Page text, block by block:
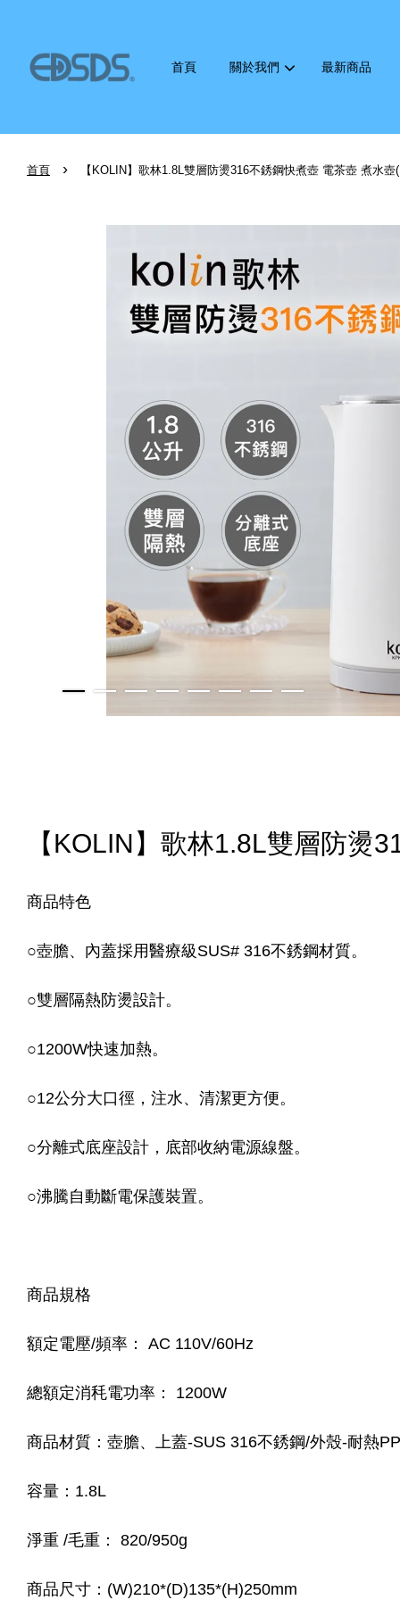
首頁 關於我們 最新商品
首頁 › 【KOLIN】歌林1.8L雙層防燙316不銹鋼快煮壺 電茶壺 煮水壺
【KOLIN】歌林1.8L雙層防燙
商品特色
○壺膽、內蓋採用醫療級SUS# 316不銹鋼材質。
○雙層隔熱防燙設計。
○1200W快速加熱。
○12公分大口徑，注水、清潔更方便。
○分離式底座設計，底部收納電源線盤。
○沸騰自動斷電保護裝置。
商品規格
額定電壓/頻率： AC 110V/60Hz
總額定消秏電功率： 1200W
商品材質：壺膽、上蓋-SUS 316不銹鋼/外殼-耐熱
容量：1.8L
淨重 /毛重： 820/950g
商品尺寸：(W)210*(D)135*(H)250mm